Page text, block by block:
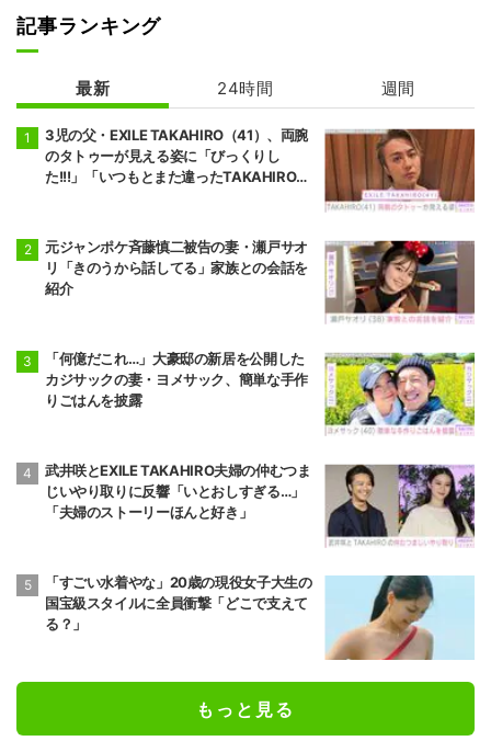
記事ランキング
最新 24時間 週間
3児の父・EXILE TAKAHIRO（41）、両腕
のタトゥーが見える姿に「びっくりし
た!!!」「いつもとまた違ったTAKAHIROさ
元ジャンポケ斉藤慎二被告の妻・瀬戸サオ
リ「きのうから話してる」家族との会話を
紹介
「何億だこれ…」大豪邸の新居を公開した
カジサックの妻・ヨメサック、簡単な手作
りごはんを披露
武井咲とEXILE TAKAHIRO夫婦の仲むつま
じいやり取りに反響「いとおしすぎる…」
「夫婦のストーリーほんと好き」
「すごい水着やな」20歳の現役女子大生の
国宝級スタイルに全員衝撃「どこで支えて
る？」
もっと見る